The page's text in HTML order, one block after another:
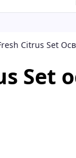
Citrus Set
Set